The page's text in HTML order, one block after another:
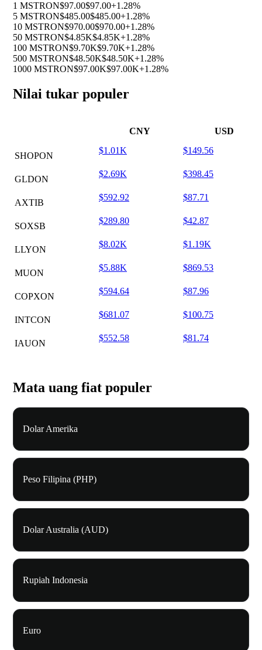
1 MSTRON$97.00$97.00+1.28%
5 MSTRON$485.00$485.00+1.28%
10 MSTRON$970.00$970.00+1.28%
50 MSTRON$4.85K$4.85K+1.28%
100 MSTRON$9.70K$9.70K+1.28%
500 MSTRON$48.50K$48.50K+1.28%
1000 MSTRON$97.00K$97.00K+1.28%
Nilai tukar populer
CNY USD
SHOPON
$1.01K $149.56
GLDON
$2.69K $398.45
AXTIB
$592.92 $87.71
SOXSB
$289.80 $42.87
LLYON
$8.02K $1.19K
MUON
$5.88K $869.53
COPXON
$594.64 $87.96
INTCON
$681.07 $100.75
IAUON
$552.58 $81.74
Mata uang fiat populer
Dolar Amerika
Peso Filipina (PHP)
Dolar Australia (AUD)
Rupiah Indonesia
Euro